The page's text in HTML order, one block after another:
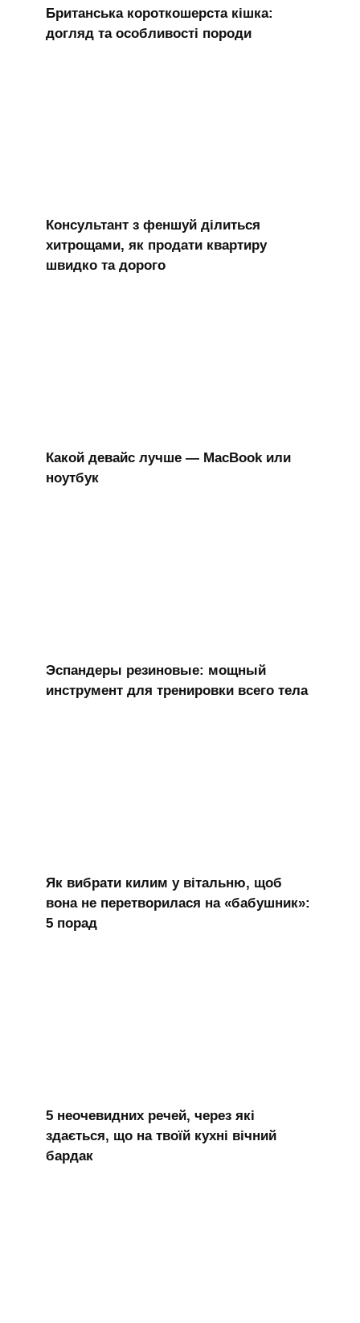
Британська короткошерста кішка:
догляд та особливості породи
Консультант з феншуй ділиться
хитрощами, як продати квартиру
швидко та дорого
Какой девайс лучше — MacBook или
ноутбук
Эспандеры резиновые: мощный
инструмент для тренировки всего тела
Як вибрати килим у вітальню, щоб
вона не перетворилася на «бабушник»:
5 порад
5 неочевидних речей, через які
здається, що на твоїй кухні вічний
бардак